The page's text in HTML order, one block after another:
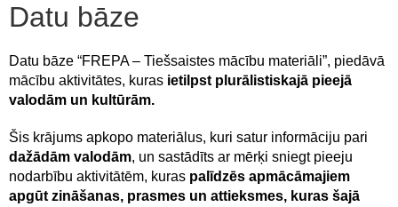
Datu bāze
Datu bāze “FREPA – Tiešsaistes mācību materiāli”, piedāvā
mācību aktivitātes, kuras ietilpst plurālistiskajā pieejā
valodām un kultūrām.
Šis krājums apkopo materiālus, kuri satur informāciju pari
dažādām valodām, un sastādīts ar mērķi sniegt pieeju
nodarbību aktivitātēm, kuras palīdzēs apmācāmajiem
apgūt zināšanas, prasmes un attieksmes, kuras šajā